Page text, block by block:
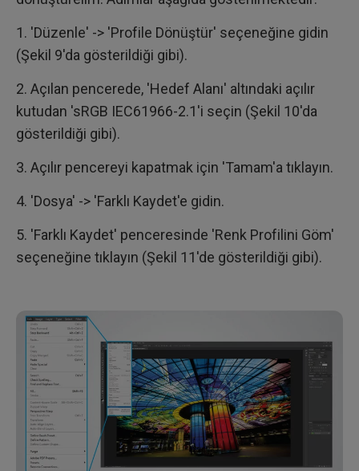
1. 'Düzenle' -> 'Profile Dönüştür' seçeneğine gidin
(Şekil 9'da gösterildiği gibi).
2. Açılan pencerede, 'Hedef Alanı' altındaki açılır
kutudan 'sRGB IEC61966-2.1'i seçin (Şekil 10'da
gösterildiği gibi).
3. Açılır pencereyi kapatmak için 'Tamam'a tıklayın.
4. 'Dosya' -> 'Farklı Kaydet'e gidin.
5. 'Farklı Kaydet' penceresinde 'Renk Profilini Göm'
seçeneğine tıklayın (Şekil 11'de gösterildiği gibi).